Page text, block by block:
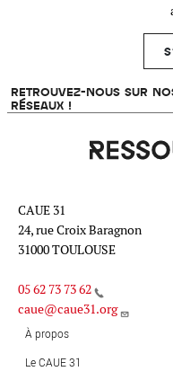
RETROUVEZ-NOUS SUR
RÉSEAUX !
Ressources 31
CAUE 31
24, rue Croix Baragnon
31000 TOULOUSE
05 62 73 73 62
caue@caue31.org
À propos
Le CAUE 31